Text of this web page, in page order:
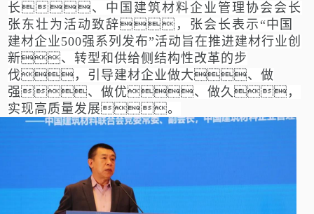
长、 中国建筑材料企业管理协会会长
张东壮为活动致辞，张会长表示 “中国
建材企业500强系列发布”活动旨在推进建材行业创
新、转型和供给侧结构性改革的步
伐，引导建材企业做大、做
强、做优、做久，
实现高质量发展。